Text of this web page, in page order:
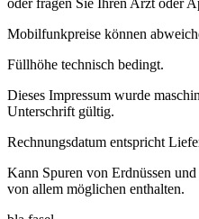
oder fragen Sie Ihren Arzt oder
Mobilfunkpreise können
Füllhöhe technisch bedingt.
Dieses Impressum wurde
Unterschrift gültig.
Rechnungsdatum entspricht
Kann Spuren von Erdnüssen
von allem möglichen enthalten.